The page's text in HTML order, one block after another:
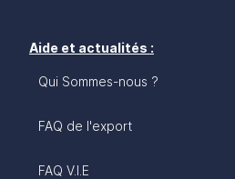
Aide et actualités :
Qui Sommes-nous ?
FAQ de l'export
FAQ V.I.E